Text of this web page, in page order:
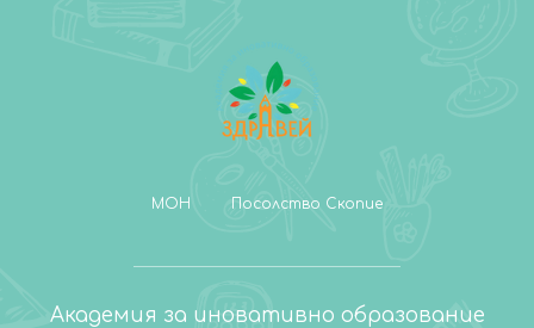
МОН Посолство Скопие
Академия за иновативно образование